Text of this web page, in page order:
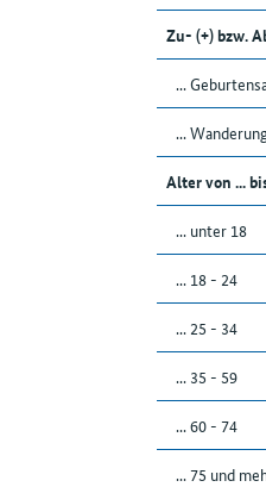
Zu- (+) bzw.
...
...
Alter von ...
... unter 18
... 18 - 24
... 25 - 34
... 35 - 59
... 60 - 74
... 75 und